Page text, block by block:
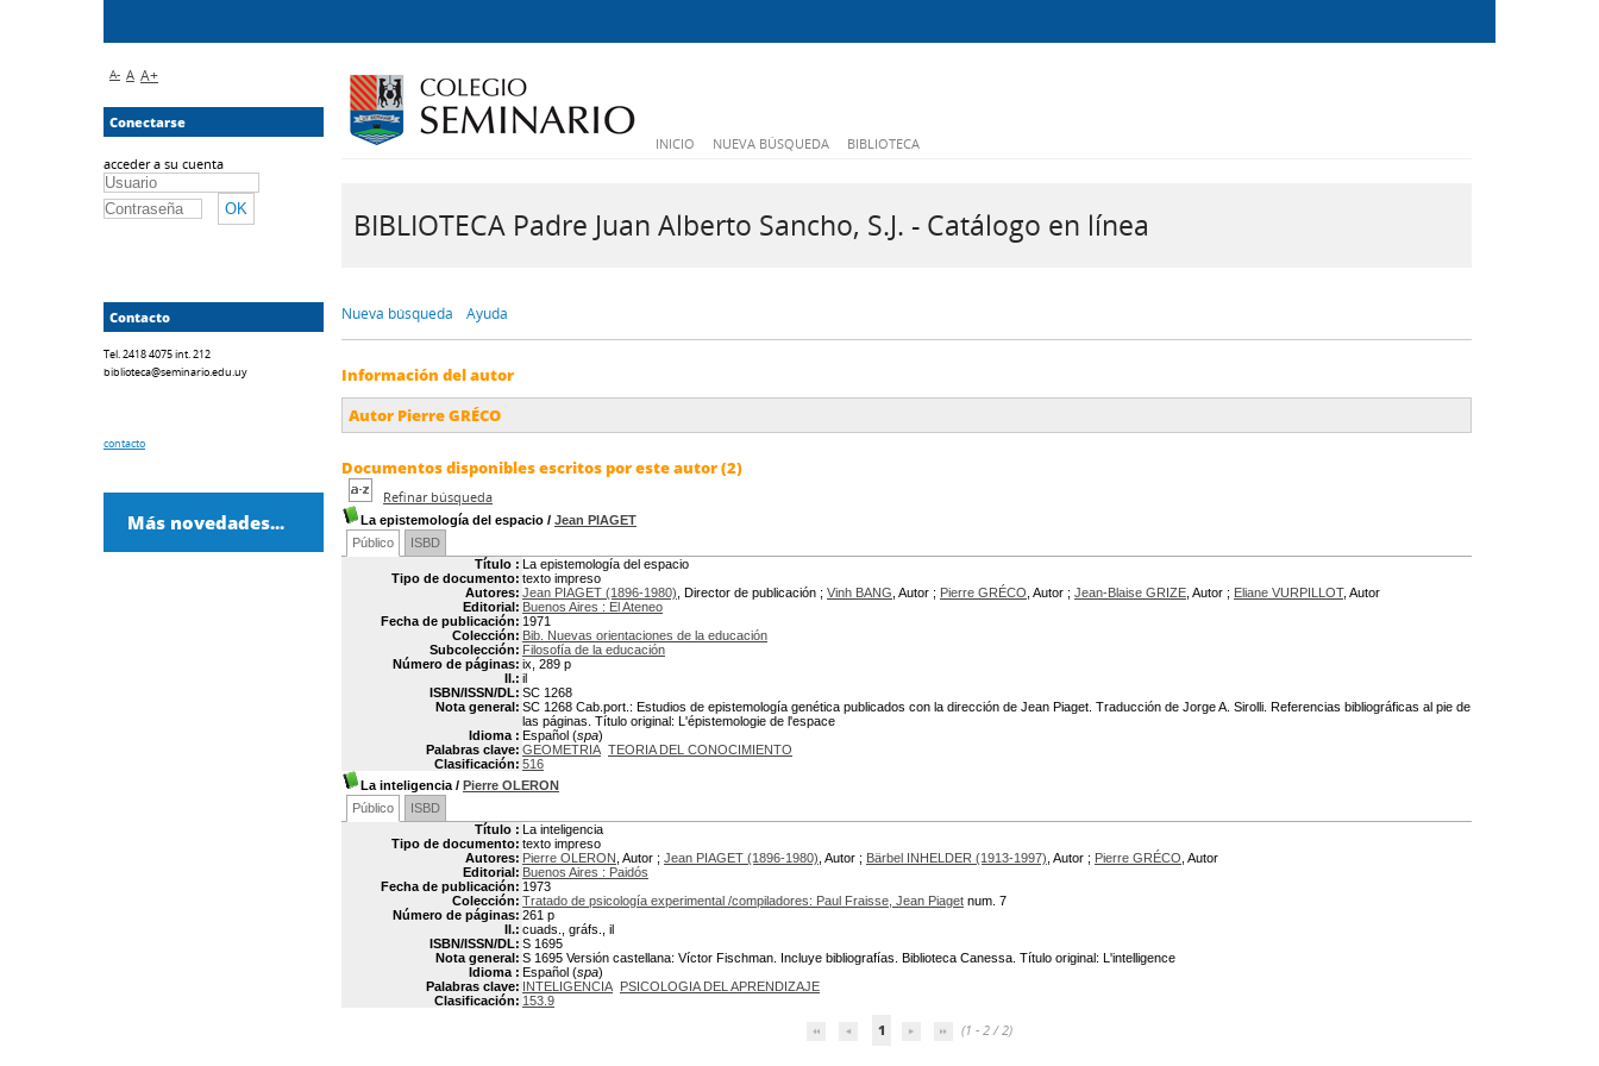
INICIO NUEVA BÚSQUEDA BIBLIOTECA
BIBLIOTECA Padre Juan Alberto Sancho, S.J. - Catálogo en línea
Nueva búsqueda Ayuda
Información del autor
Autor Pierre GRÉCO
Documentos disponibles escritos por este autor (2)
Refinar búsqueda
La epistemología del espacio / Jean PIAGET
Público
ISBD
Título : La epistemología del espacio
Tipo de documento: texto impreso
Autores: Jean PIAGET (1896-1980) , Director de publicación ; Vinh BANG , Autor ; Pierre GRÉCO , Autor ; Jean-Blaise GRIZE , Autor ; Eliane VURPILLOT, Autor
Editorial: Buenos Aires : El Ateneo
Fecha de publicación: 1971
Colección: Bib. Nuevas orientaciones de la educación
Subcolección: Filosofía de la educación
Número de páginas: ix, 289 p
Il.: il
ISBN/ISSN/DL: SC 1268
Nota general: SC 1268 Cab.port.: Estudios de epistemología genética publicados con la dirección de Jean Piaget. Traducción de Jorge A. Sirolli. Referencias bibliográficas al pie de
las páginas. Título original: L'épistemologie de l'espace
Idioma : Español (spa)
Palabras clave: GEOMETRIA TEORIA DEL CONOCIMIENTO
Clasificación: 516
La inteligencia / Pierre OLERON
Público
ISBD
Título : La inteligencia
Tipo de documento: texto impreso
Autores: Pierre OLERON , Autor ; Jean PIAGET (1896-1980) , Autor ; Bärbel INHELDER (1913-1997) , Autor ; Pierre GRÉCO , Autor
Editorial: Buenos Aires : Paidós
Fecha de publicación: 1973
Colección: Tratado de psicología experimental /compiladores: Paul Fraisse, Jean Piaget num. 7
Número de páginas: 261 p
Il.: cuads., gráfs., il
ISBN/ISSN/DL: S 1695
Nota general: S 1695 Versión castellana: Víctor Fischman. Incluye bibliografías. Biblioteca Canessa. Título original: L'intelligence
Idioma : Español (spa)
Palabras clave: INTELIGENCIA PSICOLOGIA DEL APRENDIZAJE
Clasificación: 153.9
1 (1 - 2 / 2)
A- A A+
Conectarse
acceder a su cuenta
Contacto
Tel. 2418 4075 int. 212
biblioteca@seminario.edu.uy
contacto
Más novedades...